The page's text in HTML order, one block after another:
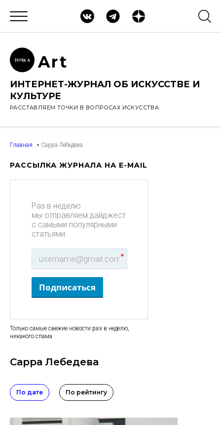
ТОЧК А Art
ИНТЕРНЕТ-ЖУРНАЛ ОБ ИСКУССТВЕ И
КУЛЬТУРЕ
РАССТАВЛЯЕМ ТОЧКИ В ВОПРОСАХ ИСКУССТВА
Главная Сарра Лебедева
РАССЫЛКА ЖУРНАЛА НА E-MAIL
Раз в неделю
мы отправляем дайджест
с самыми популярными
статьями.
*
Подписаться
Только самые свежие новости раз в неделю,
никакого спама
Сарра Лебедева
По дате По рейтингу